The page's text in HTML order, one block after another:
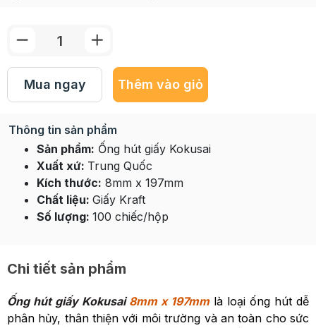
Mua ngay Thêm vào giỏ
Thông tin sản phẩm
Sản phẩm: Ống hút giấy Kokusai
Xuất xứ: Trung Quốc
Kích thước: 8mm x 197mm
Chất liệu: Giấy Kraft
Số lượng: 100 chiếc/hộp
Chi tiết sản phẩm
Ống hút giấy Kokusai8mm x 197mmlà loại ống hút dễ
phân hủy, thân thiện với môi trường và an toàn cho sức